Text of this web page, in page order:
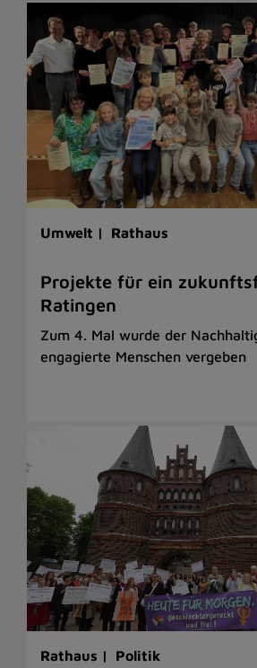
Umwelt | Rathaus
Projekte für ein
Ratingen
Zum 4. Mal wurde der
engagierte Menschen vergeben
Rathaus | Politik